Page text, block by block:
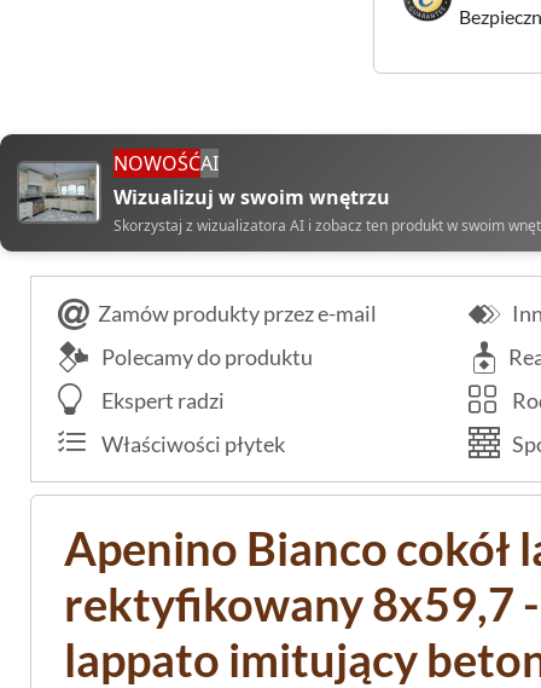
NOWOŚĆAI
Wizualizuj w swoim wnętrzu
Skorzystaj z wizualizatora AI i zobacz ten produkt w swoim
Zamów produkty przez e-mail
Polecamy do produktu
Ekspert radzi
Właściwości płytek
Apenino Bianco cokół
rektyfikowany 8x59,7
lappato imitujący